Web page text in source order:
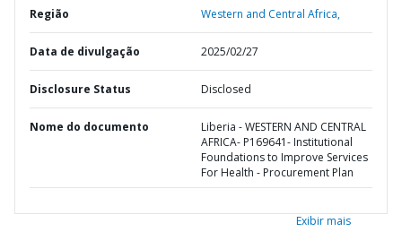
Região Western and Central Africa,
Data de divulgação 2025/02/27
Disclosure Status Disclosed
Nome do documento
Liberia - WESTERN AND CENTRAL
AFRICA- P169641- Institutional
Foundations to Improve Services
For Health - Procurement Plan
Exibir mais